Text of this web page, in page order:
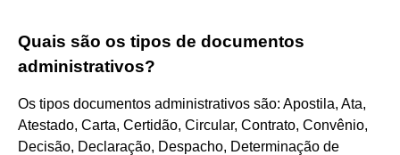
Quais são os tipos de documentos
administrativos?
Os tipos documentos administrativos são: Apostila, Ata,
Atestado, Carta, Certidão, Circular, Contrato, Convênio,
Decisão, Declaração, Despacho, Determinação de